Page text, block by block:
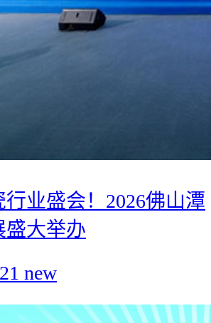
业盛会！2026佛山潭
盛大举办
new